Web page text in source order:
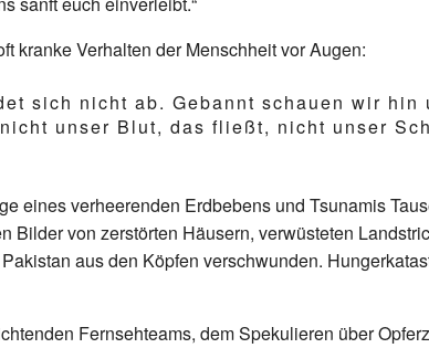
kranke Verhalten der Menschheit vor Augen:
sich nicht ab. Gebannt schauen wir hin
unser Blut, das fließt, nicht unser
eines verheerenden Erdbebens und Tsunamis
von zerstörten Häusern, verwüsteten
aus den Köpfen verschwunden.
Fernsehteams, dem Spekulieren über